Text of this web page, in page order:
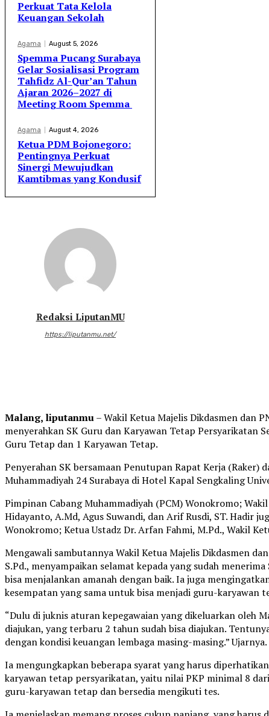
Perkuat Tata Kelola
Keuangan Sekolah
Agama August 5, 2026
Spemma Pucang Surabaya
Gelar Sosialisasi Program
Tahfidz Al-Qur’an Tahun
Ajaran 2026–2027 di
Meeting Room Spemma
Agama August 4, 2026
Ketua PDM Bojonegoro:
Pentingnya Perkuat
Sinergi Mewujudkan
Kamtibmas yang Kondusif
Redaksi LiputanMU
https://liputanmu.net/
Malang, liputanmu– Wakil Ketua Majelis Dikdasmen dan
menyerahkan SK Guru dan Karyawan Tetap Persyarikatan
Guru Tetap dan 1 Karyawan Tetap.
Penyerahan SK bersamaan Penutupan Rapat Kerja (Raker)
Muhammadiyah 24 Surabaya di Hotel Kapal Sengkaling
Pimpinan Cabang Muhammadiyah (PCM) Wonokromo;
Hidayanto, A.Md, Agus Suwandi, dan Arif Rusdi, ST. Hadir
Wonokromo; Ketua Ustadz Dr. Arfan Fahmi, M.Pd., Wakil
Mengawali sambutannya Wakil Ketua Majelis Dikdasmen
S.Pd., menyampaikan selamat kepada yang sudah
bisa menjalankan amanah dengan baik. Ia juga
kesempatan yang sama untuk bisa menjadi guru-karyawan
“Dulu di juknis aturan kepegawaian yang dikeluarkan oleh
diajukan, yang terbaru 2 tahun sudah bisa diajukan.
dengan kondisi keuangan lembaga masing-masing.” Ujarnya.
Ia mengungkapkan beberapa syarat yang harus
karyawan tetap persyarikatan, yaitu nilai PKP minimal 8
guru-karyawan tetap dan bersedia mengikuti tes.